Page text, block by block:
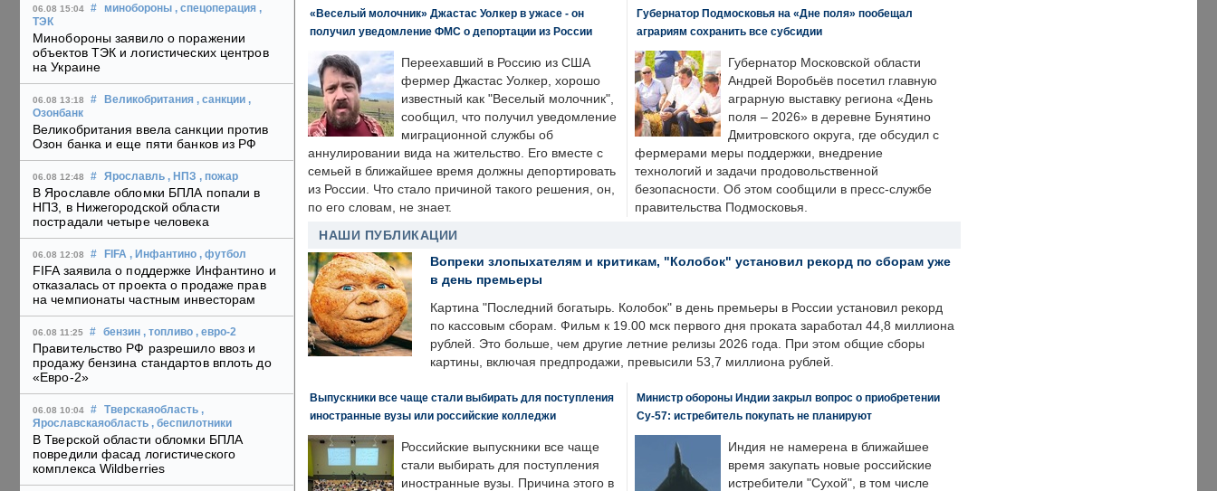
06.08 15:04 # минобороны , спецоперация ,
ТЭК
Минобороны заявило о поражении
объектов ТЭК и логистических центров
на Украине
06.08 13:18 # Великобритания , санкции ,
Озонбанк
Великобритания ввела санкции против
Озон банка и еще пяти банков из РФ
06.08 12:48 # Ярославль , НПЗ , пожар
В Ярославле обломки БПЛА попали в
НПЗ, в Нижегородской области
пострадали четыре человека
06.08 12:08 # FIFA , Инфантино , футбол
FIFA заявила о поддержке Инфантино и
отказалась от проекта о продаже прав
на чемпионаты частным инвесторам
06.08 11:25 # бензин , топливо , евро-2
Правительство РФ разрешило ввоз и
продажу бензина стандартов вплоть до
«Евро-2»
06.08 10:04 # Тверскаяобласть ,
Ярославскаяобласть , беспилотники
В Тверской области обломки БПЛА
повредили фасад логистического
комплекса Wildberries
«Веселый молочник» Джастас Уолкер в ужасе - он
получил уведомление ФМС о депортации из России
Переехавший в Россию из США
фермер Джастас Уолкер, хорошо
известный как "Веселый молочник",
сообщил, что получил уведомление
миграционной службы об
аннулировании вида на жительство. Его вместе с
семьей в ближайшее время должны депортировать
из России. Что стало причиной такого решения, он,
по его словам, не знает.
Губернатор Подмосковья на «Дне поля» пообещал
аграриям сохранить все субсидии
Губернатор Московской области
Андрей Воробьёв посетил главную
аграрную выставку региона «День
поля – 2026» в деревне Бунятино
Дмитровского округа, где обсудил с
фермерами меры поддержки, внедрение
технологий и задачи продовольственной
безопасности. Об этом сообщили в пресс-службе
правительства Подмосковья.
НАШИ ПУБЛИКАЦИИ
Вопреки злопыхателям и критикам, "Колобок" установил рекорд по сборам уже
в день премьеры
Картина "Последний богатырь. Колобок" в день премьеры в России установил рекорд
по кассовым сборам. Фильм к 19.00 мск первого дня проката заработал 44,8 миллиона
рублей. Это больше, чем другие летние релизы 2026 года. При этом общие сборы
картины, включая предпродажи, превысили 53,7 миллиона рублей.
Выпускники все чаще стали выбирать для поступления
иностранные вузы или российские колледжи
Российские выпускники все чаще
стали выбирать для поступления
иностранные вузы. Причина этого в
Министр обороны Индии закрыл вопрос о приобретении
Су-57: истребитель покупать не планируют
Индия не намерена в ближайшее
время закупать новые российские
истребители "Сухой", в том числе